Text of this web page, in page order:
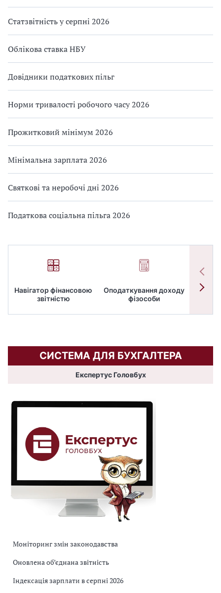
Статзвітність у серпні 2026
Облікова ставка НБУ
Довідники податкових пільг
Норми тривалості робочого часу 2026
Прожитковий мінімум 2026
Мінімальна зарплата 2026
Святкові та неробочі дні 2026
Податкова соціальна пільга 2026
Навігатор фінансовою
звітністю
Оподаткування доходу
фізособи
СИСТЕМА ДЛЯ БУХГАЛТЕРА
Експертус Головбух
Моніторинг змін законодавства
Оновлена об’єднана звітність
Індексація зарплати в серпні 2026